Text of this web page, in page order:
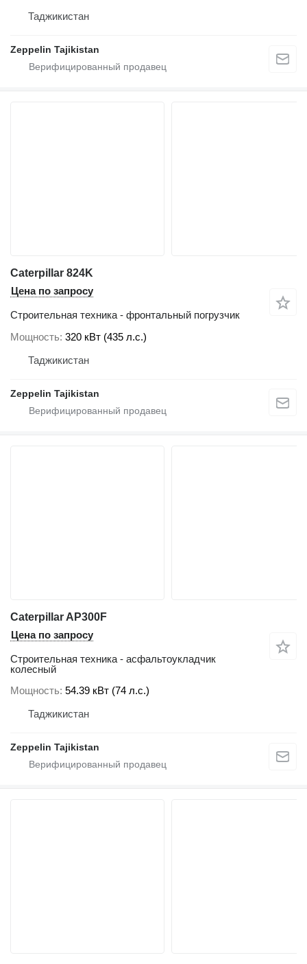
Таджикистан
Zeppelin Tajikistan
Caterpillar 824K
Цена по запросу
Строительная техника - фронтальный погрузчик
Мощность 320 кВт (435 л.с.)
Таджикистан
Zeppelin Tajikistan
Caterpillar AP300F
Цена по запросу
Строительная техника - асфальтоукладчик
колесный
Мощность 54.39 кВт (74 л.с.)
Таджикистан
Zeppelin Tajikistan